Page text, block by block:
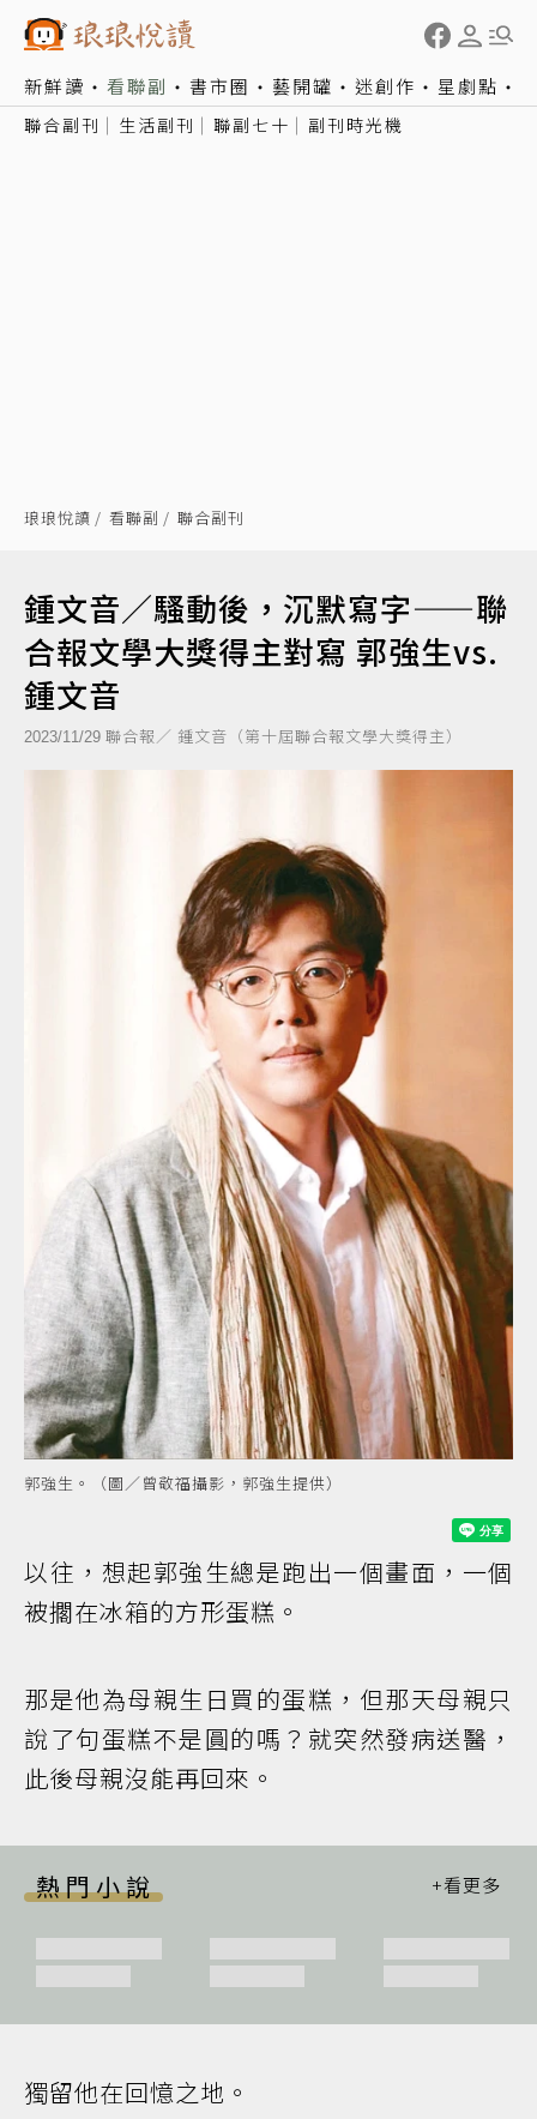
新鮮讀 看聯副 書市圈 藝開罐 迷創作 星劇點
聯合副刊 生活副刊 聯副七十 副刊時光機
琅琅悅讀 看聯副 聯合副刊
鍾文音／騷動後，沉默寫字——聯
合報文學大獎得主對寫 郭強生vs.
鍾文音
2023/11/29 聯合報／ 鍾文音（第十屆聯合報文學大獎得主）
郭強生。（圖／曾敬福攝影，郭強生提供）
以往，想起郭強生總是跑出一個畫面，一個
被擱在冰箱的方形蛋糕。
那是他為母親生日買的蛋糕，但那天母親只
說了句蛋糕不是圓的嗎？就突然發病送醫，
此後母親沒能再回來。
熱門小說
獨留他在回憶之地。